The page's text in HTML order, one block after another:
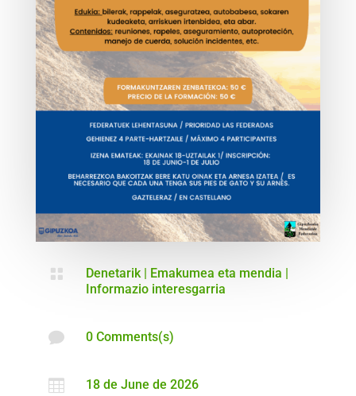
 Denetarik| Emakumea eta mendia |
Informazio interesgarria
 0 Comments(s)
 18 de June de 2026